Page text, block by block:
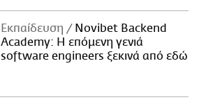
Εκπαίδευση
Novibet Backend
Academy: Η επόμενη γενιά
software engineers ξεκινά από εδώ